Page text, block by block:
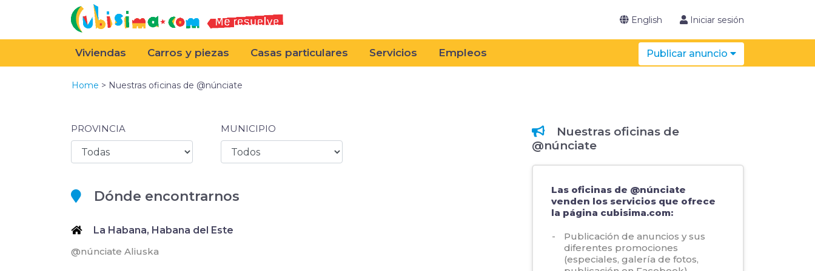
English Iniciar sesión
Viviendas Carros y piezas Casas particulares Servicios Empleos Publicar anuncio
Home > Nuestras oficinas de @núnciate
PROVINCIA MUNICIPIO
Dónde encontrarnos
La Habana, Habana del Este
@núnciate Aliuska
Nuestras oficinas de
@núnciate
Las oficinas de @núnciate
venden los servicios que ofrece
la página cubisima.com:
Publicación de anuncios y sus
diferentes promociones
(especiales, galería de fotos,